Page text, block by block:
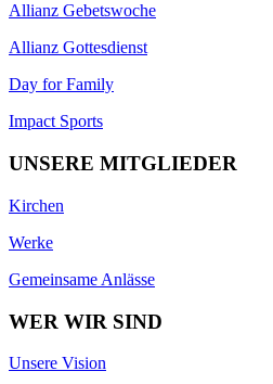
Allianz Gebetswoche
Allianz Gottesdienst
Day for Family
Impact Sports
UNSERE MITGLIEDER
Kirchen
Werke
Gemeinsame Anlässe
WER WIR SIND
Unsere Vision